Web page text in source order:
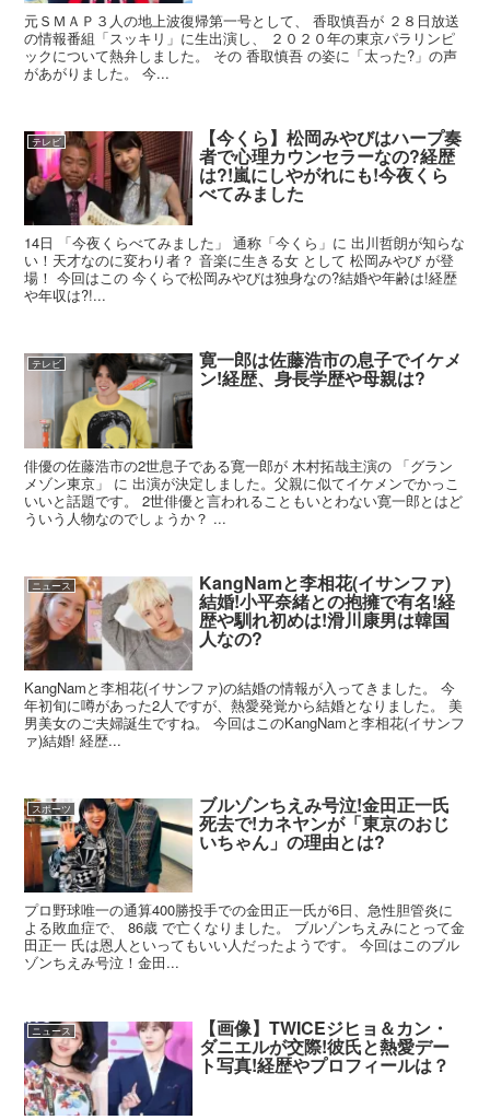
元ＳＭＡＰ３人の地上波復帰第一号として、 香取慎吾が ２８日放送
の情報番組「スッキリ」に生出演し、 ２０２０年の東京パラリンピ
ックについて熱弁しました。 その 香取慎吾 の姿に「太った?」の声
があがりました。 今...
テレビ 【今くら】松岡みやびはハープ奏
者で心理カウンセラーなの?経歴
は?!嵐にしやがれにも!今夜くら
べてみました
14日 「今夜くらべてみました」 通称「今くら」に 出川哲朗が知らな
い！天才なのに変わり者？ 音楽に生きる女 として 松岡みやび が登
場！ 今回はこの 今くらで松岡みやびは独身なの?結婚や年齢は!経歴
や年収は?!...
テレビ 寛一郎は佐藤浩市の息子でイケメ
ン!経歴、身長学歴や母親は?
俳優の佐藤浩市の2世息子である寛一郎が 木村拓哉主演の 「グラン
メゾン東京」 に 出演が決定しました。父親に似てイケメンでかっこ
いいと話題です。 2世俳優と言われることもいとわない寛一郎とはど
ういう人物なのでしょうか？ ...
ニュース KangNamと李相花(イサンファ)
結婚!小平奈緒との抱擁で有名!経
歴や馴れ初めは!滑川康男は韓国
人なの?
KangNamと李相花(イサンファ)の結婚の情報が入ってきました。 今
年初旬に噂があった2人ですが、熱愛発覚から結婚となりました。 美
男美女のご夫婦誕生ですね。 今回はこのKangNamと李相花(イサンフ
ァ)結婚! 経歴...
スポーツ ブルゾンちえみ号泣!金田正一氏
死去で!カネヤンが「東京のおじ
いちゃん」の理由とは?
プロ野球唯一の通算400勝投手での金田正一氏が6日、急性胆管炎に
よる敗血症で、 86歳 で亡くなりました。 ブルゾンちえみにとって金
田正一 氏は恩人といってもいい人だったようです。 今回はこのブル
ゾンちえみ号泣！金田...
ニュース 【画像】TWICEジヒョ＆カン・
ダニエルが交際!彼氏と熱愛デー
ト写真!経歴やプロフィールは？